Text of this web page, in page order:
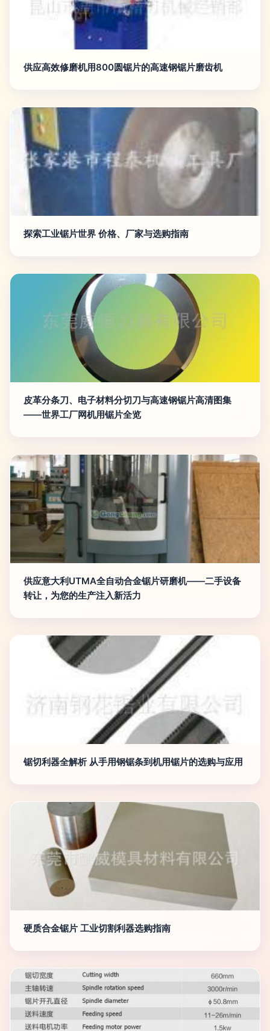
供应高效修磨机用800圆锯片的高速钢锯片磨齿机
探索工业锯片世界 价格、厂家与选购指南
皮革分条刀、电子材料分切刀与高速钢锯片高清图集
——世界工厂网机用锯片全览
供应意大利UTMA全自动合金锯片研磨机——二手设备
转让，为您的生产注入新活力
锯切利器全解析 从手用钢锯条到机用锯片的选购与应用
硬质合金锯片 工业切割利器选购指南